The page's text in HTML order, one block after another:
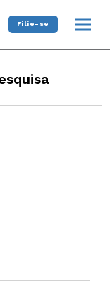
Filie-se